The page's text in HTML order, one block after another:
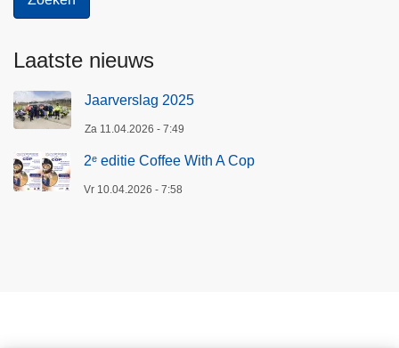
Laatste nieuws
Jaarverslag 2025
Za 11.04.2026 - 7:49
2ᵉ editie Coffee With A Cop
Vr 10.04.2026 - 7:58